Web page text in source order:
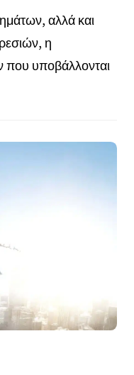
αλλά και
η
υποβάλλονται